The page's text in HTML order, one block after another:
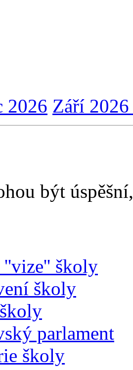
2026 Září
být
školy
školy
parlament
školy